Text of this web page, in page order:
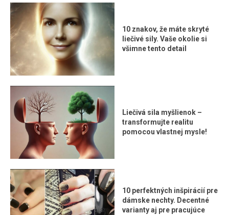
10 znakov, že máte skryté
liečivé sily. Vaše okolie si
všimne tento detail
Liečivá sila myšlienok –
transformujte realitu
pomocou vlastnej mysle!
10 perfektných inšpirácií pre
dámske nechty. Decentné
varianty aj pre pracujúce